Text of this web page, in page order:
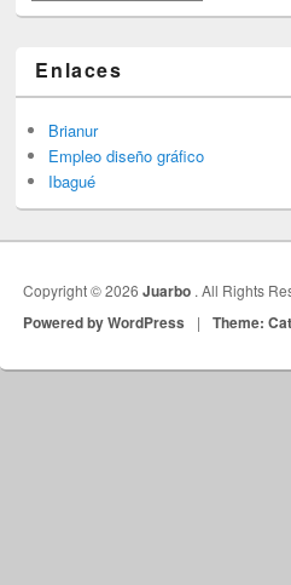
Enlaces
Brianur
Empleo diseño gráfico
Ibagué
Copyright © 2026Juarbo . All Rights
Powered by WordPress | Theme: